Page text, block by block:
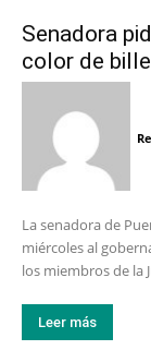
Senadora
color de
La senadora de
miércoles al
los miembros de la
Leer más